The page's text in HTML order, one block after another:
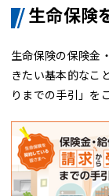
生命保険
生命保険の保険金
きたい基本的なこ
りまでの手引 」を